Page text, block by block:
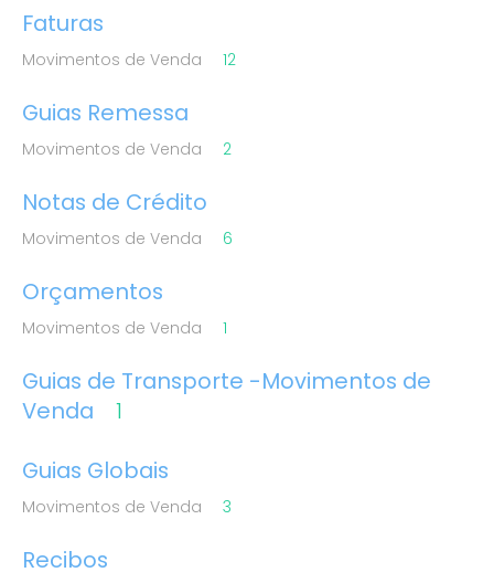
Faturas
Movimentos de Venda 12
Guias Remessa
Movimentos de Venda 2
Notas de Crédito
Movimentos de Venda 6
Orçamentos
Movimentos de Venda 1
Guias de Transporte -Movimentos de
Venda
1
Guias Globais
Movimentos de Venda 3
Recibos